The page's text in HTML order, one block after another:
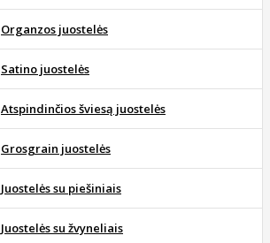
Organzos juostelės
Satino juostelės
Atspindinčios šviesą juostelės
Grosgrain juostelės
Juostelės su piešiniais
Juostelės su žvyneliais